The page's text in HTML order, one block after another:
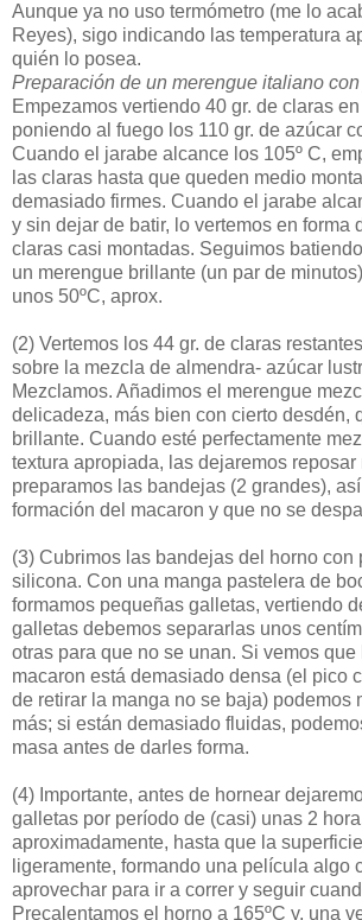
Aunque ya no uso termómetro (me lo
Reyes), sigo indicando las temperatura
quién lo posea.
Preparación de un merengue italiano
Empezamos vertiendo 40 gr. de claras
poniendo al fuego los 110 gr. de azúcar
Cuando el jarabe alcance los 105º C,
las claras hasta que queden medio
demasiado firmes. Cuando el jarabe
y sin dejar de batir, lo vertemos en forma
claras casi montadas. Seguimos
un merengue brillante (un par de
unos 50ºC, aprox.
(2) Vertemos los 44 gr. de claras
sobre la mezcla de almendra- azúcar
Mezclamos. Añadimos el merengue
delicadeza, más bien con cierto desdén,
brillante. Cuando esté perfectamente
textura apropiada, las dejaremos reposar
preparamos las bandejas (2 grandes),
formación del macaron y que no se
(3) Cubrimos las bandejas del horno con
silicona. Con una manga pastelera de
formamos pequeñas galletas, vertiendo
galletas debemos separarlas unos
otras para que no se unan. Si vemos que
macaron está demasiado densa (el pico
de retirar la manga no se baja) podemos
más; si están demasiado fluidas,
masa antes de darles forma.
(4) Importante, antes de hornear
galletas por período de (casi) unas 2
aproximadamente, hasta que la
ligeramente, formando una película algo
aprovechar para ir a correr y seguir
Precalentamos el horno a 165ºC y, una